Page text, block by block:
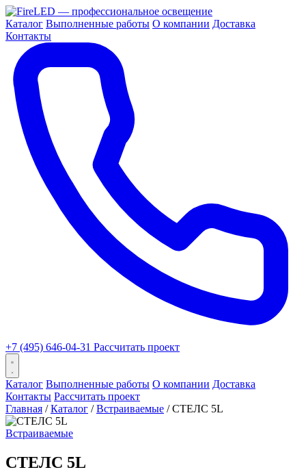
Каталог Выполненные работы О компании Доставка
Контакты
+7 (495) 646-04-31 Рассчитать проект
Каталог Выполненные работы О компании Доставка
Контакты Рассчитать проект
Главная / Каталог / Встраиваемые / СТЕЛС 5L
Встраиваемые
СТЕЛС 5L